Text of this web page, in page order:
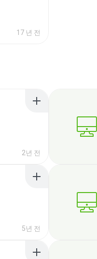
17 년 전
2년 전
5년 전